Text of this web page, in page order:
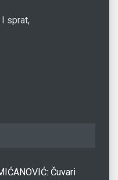
sprat,
Čuvari